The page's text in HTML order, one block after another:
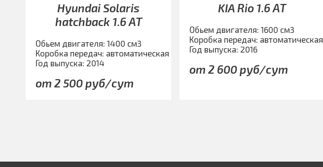
Hyundai Solaris
hatchback 1.6 АТ
Обьем двигателя: 1400 см3
Коробка передач: автоматическая
Год выпуска: 2014
от 2 500 руб/сут
KIA Rio 1.6 АТ
Обьем двигателя: 1600 см3
Коробка передач: автоматическая
Год выпуска: 2016
от 2 600 руб/сут